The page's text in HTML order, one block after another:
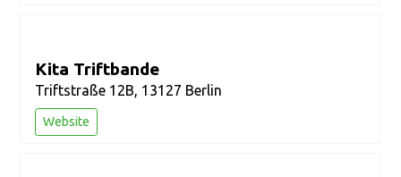
Kita Triftbande
Triftstraße 12B, 13127 Berlin
Website